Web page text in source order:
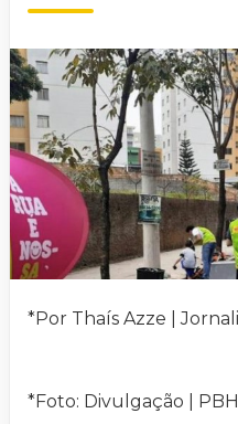
*Por Thaís Azze |
*Foto: Divulgação | PBH